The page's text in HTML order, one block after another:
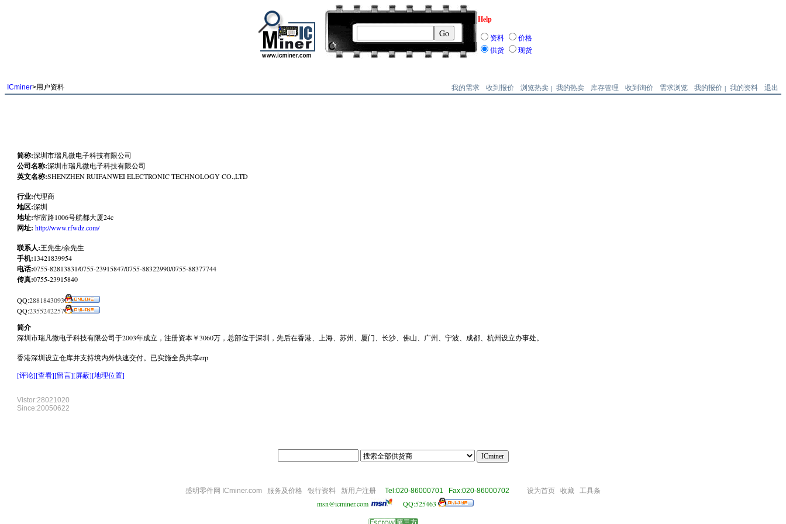
Help
资料
价格
供货
现货
ICminer>用户资料 我的需求 收到报价 浏览热卖 | 我的热卖 库存管理 收到询价 需求浏览 我的报价 | 我的资料 退出
简称:深圳市瑞凡微电子科技有限公司
公司名称:深圳市瑞凡微电子科技有限公司
英文名称:SHENZHEN RUIFANWEI ELECTRONIC TECHNOLOGY CO.,LTD
行业:代理商
地区:深圳
地址:华富路1006号航都大厦24c
网址: http://www.rfwdz.com/
联系人:王先生/余先生
手机:13421839954
电话:0755-82813831/0755-23915847/0755-88322990/0755-88377744
传真:0755-23915840
QQ:2881843093
QQ:2355242257
简介
深圳市瑞凡微电子科技有限公司于2003年成立，注册资本￥3060万，总部位于深圳，先后在香港、上海、苏州、厦门、长沙、佛山、广州、宁波、成都、杭州设立办事处。
香港深圳设立仓库并支持境内外快速交付。已实施全员共享erp
[评论][查看][留言][屏蔽][地理位置]
Vistor:28021020
Since:20050622
盛明零件网 ICminer.com 服务及价格 银行资料 新用户注册 Tel:020-86000701 Fax:020-86000702 设为首页 收藏 工具条
msn@icminer.com QQ:525463